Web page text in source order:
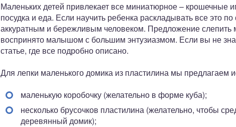
Маленьких детей привлекает все миниатюрное – крошечные
посудка и еда. Если научить ребенка раскладывать все это
аккуратным и бережливым человеком. Предложение слепить
воспринято малышом с большим энтузиазмом. Если вы не
статье, где все подробно описано.
Для лепки маленького домика из пластилина мы предлагаем
маленькую коробочку (желательно в форме куба);
несколько брусочков пластилина (желательно, чтобы
деревянный домик);